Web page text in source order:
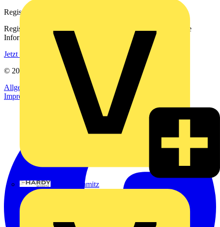
Hardy Schmitz
Registrierung
Registrieren Sie sich kostenlos und erhalten Sie stets aktuelle
Informationen aus der Elektroindustrie.
Jetzt registrieren
© 2002-
Voltimum
Allgemeine Geschäftsbedingungen
Datenschutzerklärung
Impressum